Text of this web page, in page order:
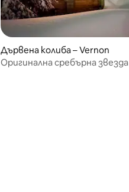
Дървена колиба – Vernon
Оригинална сребърна звезда